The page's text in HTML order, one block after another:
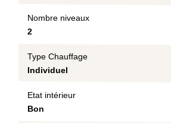
Nombre niveaux
2
Type Chauffage
Individuel
Etat intérieur
Bon